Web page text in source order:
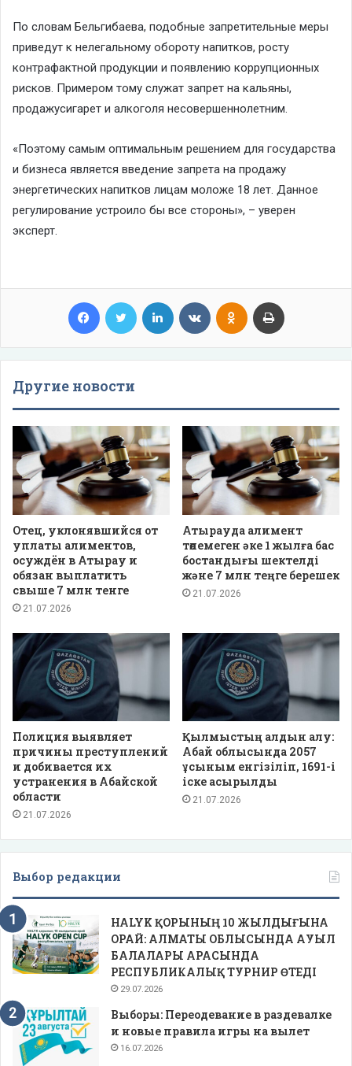
По словам Бельгибаева, подобные запретительные меры
приведут к нелегальному обороту напитков, росту
контрафактной продукции и появлению коррупционных
рисков. Примером тому служат запрет на кальяны,
продажусигарет и алкоголя несовершеннолетним.
«Поэтому самым оптимальным решением для государства
и бизнеса является введение запрета на продажу
энергетических напитков лицам моложе 18 лет. Данное
регулирование устроило бы все стороны», – уверен
эксперт.
Facebook Twitter LinkedIn VKontakteOdnoklassniki
Другие новости
Отец, уклонявшийся от
уплаты алиментов,
осуждён в Атырау и
обязан выплатить
свыше 7 млн тенге
21.07.2026
Атырауда алимент
төлемеген әке 1 жылға бас
бостандығы шектелді
және 7 млн теңге берешек
21.07.2026
Полиция выявляет
причины преступлений
и добивается их
устранения в Абайской
области
21.07.2026
Қылмыстың алдын алу:
Абай облысында 2057
ұсыным енгізіліп, 1691-і
іске асырылды
21.07.2026
Выбор редакции
HALYK ҚОРЫНЫҢ 10 ЖЫЛДЫҒЫНА
ОРАЙ: АЛМАТЫ ОБЛЫСЫНДА АУЫЛ
БАЛАЛАРЫ АРАСЫНДА
РЕСПУБЛИКАЛЫҚ ТУРНИР ӨТЕДІ
29.07.2026
Выборы: Переодевание в раздевалке
и новые правила игры на вылет
16.07.2026